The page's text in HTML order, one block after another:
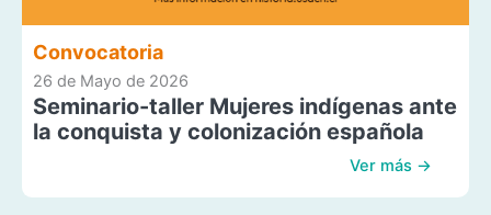
Convocatoria
26 de Mayo de 2026
Seminario-taller Mujeres indígenas ante
la conquista y colonización española
Ver más →